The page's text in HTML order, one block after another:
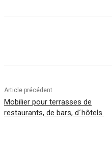
Article précédent
Mobilier pour terrasses de
restaurants, de bars, d´hôtels.